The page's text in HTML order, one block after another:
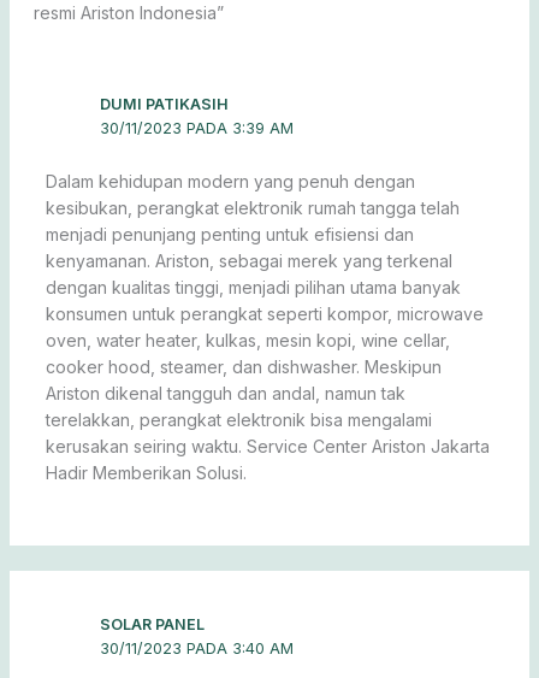
resmi Ariston Indonesia”
DUMI PATIKASIH
30/11/2023 PADA 3:39 AM
Dalam kehidupan modern yang penuh dengan
kesibukan, perangkat elektronik rumah tangga telah
menjadi penunjang penting untuk efisiensi dan
kenyamanan. Ariston, sebagai merek yang terkenal
dengan kualitas tinggi, menjadi pilihan utama banyak
konsumen untuk perangkat seperti kompor, microwave
oven, water heater, kulkas, mesin kopi, wine cellar,
cooker hood, steamer, dan dishwasher. Meskipun
Ariston dikenal tangguh dan andal, namun tak
terelakkan, perangkat elektronik bisa mengalami
kerusakan seiring waktu. Service Center Ariston Jakarta
Hadir Memberikan Solusi.
SOLAR PANEL
30/11/2023 PADA 3:40 AM